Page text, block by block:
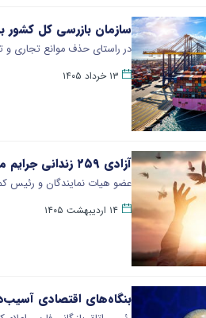
سازمان بازرسی کل کشور
در راستای حذف موانع تجاری
۱۳ خرداد ۱۴۰۵
آزادی ۲۵۹ زندانی جرایم مالی غیرعمد به همت فعالان اقتصادی فارس
عضو هیات نمایندگان و رئیس
۱۴ اردیبهشت ۱۴۰۵
بنگاه‌های اقتصادی